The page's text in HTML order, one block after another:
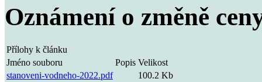
Oznámení o změně
Přílohy k článku
Jméno souboru
Popis Velikost
stanoveni-vodneho-2022.pdf
100.2 Kb